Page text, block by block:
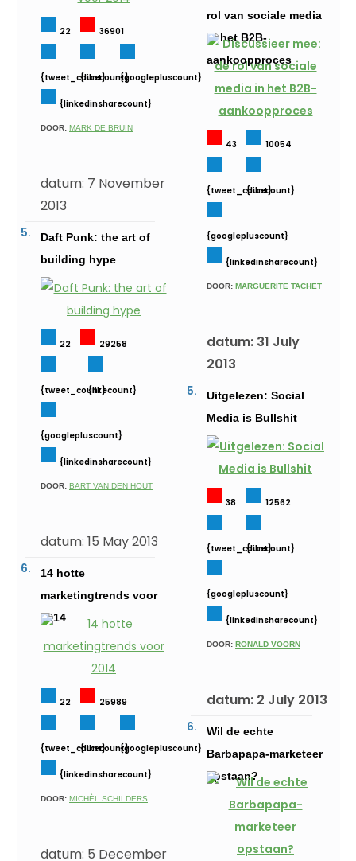
22 36901
{tweet_count}{likecount}{googlepluscount}
{linkedinsharecount}
DOOR: MARK DE BRUIN
datum: 7 November
2013
Daft Punk: the art of
building hype
22 29258
{tweet_count}{likecount}
{googlepluscount}
{linkedinsharecount}
DOOR: BART VAN DEN HOUT
datum: 15 May 2013
14 hotte
marketingtrends voor
2014
22 25989
{tweet_count}{likecount}{googlepluscount}
{linkedinsharecount}
DOOR: MICHÈL SCHILDERS
datum: 5 December
rol van sociale media
in het B2B-
aankoopproces
43 10054
{tweet_count}{likecount}
{googlepluscount}
{linkedinsharecount}
DOOR: MARGUERITE TACHET
datum: 31 July
2013
Uitgelezen: Social
Media is Bullshit
38 12562
{tweet_count}{likecount}
{googlepluscount}
{linkedinsharecount}
DOOR: RONALD VOORN
datum: 2 July 2013
Wil de echte
Barbapapa-marketeer
opstaan?